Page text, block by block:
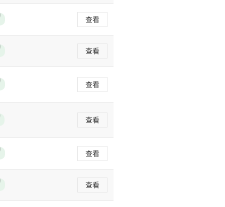
查看
查看
查看
查看
查看
查看